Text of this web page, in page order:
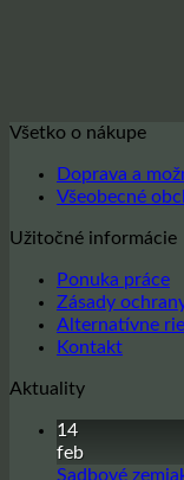
Všetko o nákupe
Doprava a
Všeobecné
Užitočné informácie
Ponuka práce
Zásady
Alternatívne
Kontakt
Aktuality
14
feb
Sadbové